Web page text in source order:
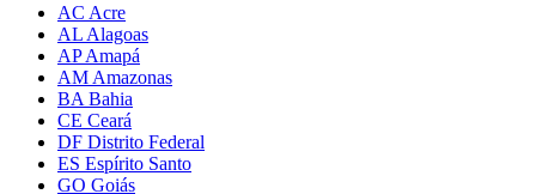
AC Acre
AL Alagoas
AP Amapá
AM Amazonas
BA Bahia
CE Ceará
DF Distrito Federal
ES Espírito Santo
GO Goiás